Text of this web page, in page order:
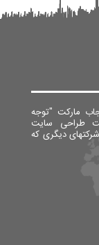
مارکت "توجه
طراحی سایت
دیگری که